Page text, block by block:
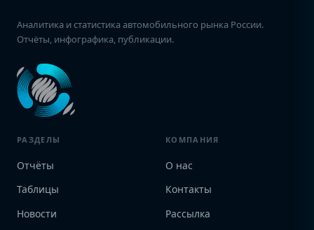
Аналитика и статистика автомобильного рынка России.
Отчёты, инфографика, публикации.
РАЗДЕЛЫ
Отчёты
Таблицы
Новости
КОМПАНИЯ
О нас
Контакты
Рассылка